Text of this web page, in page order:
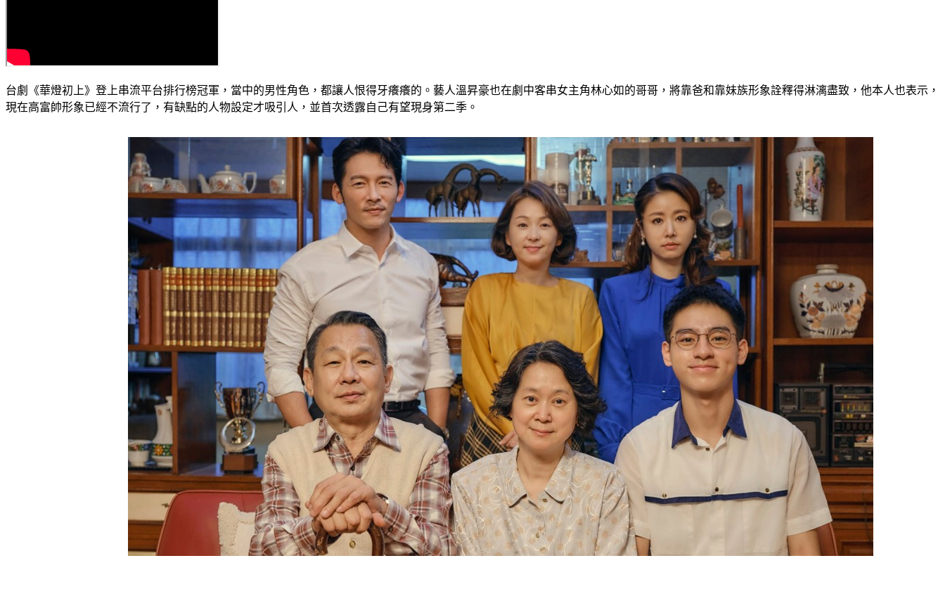
台劇《華燈初上》登上串流平台排行榜冠軍，當中的男性角色，都讓人恨得牙癢癢的。藝人溫昇豪也在劇中客串女主角林心如的哥哥，將靠爸和靠妹族形象詮釋得淋漓盡致，他本人也表示，
現在高富帥形象已經不流行了，有缺點的人物設定才吸引人，並首次透露自己有望現身第二季。